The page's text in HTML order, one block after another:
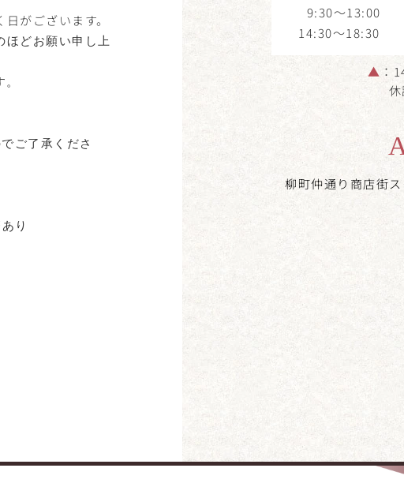
がございます。
どお願い申し上
ご了承くださ
り
9:30～13:00
14:30～18:30
▲ ：
柳町仲通り商店街